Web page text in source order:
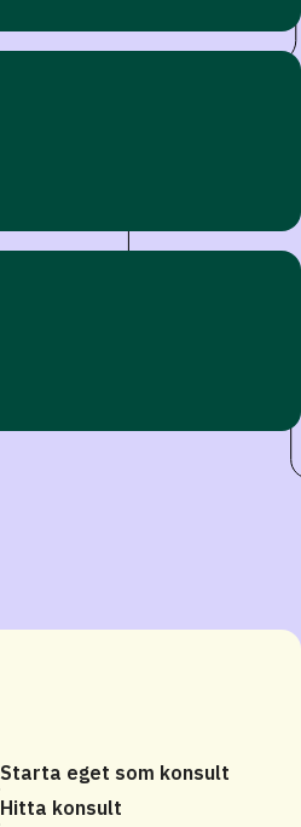
Starta eget som konsult
Hitta konsult